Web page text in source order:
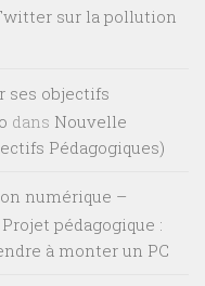
sur la pollution
ses objectifs
dans Nouvelle
Pédagogiques)
numérique –
Projet pédagogique :
à monter un PC